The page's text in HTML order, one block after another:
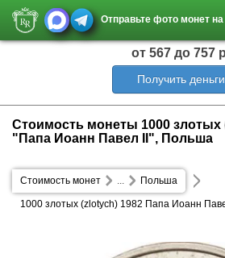
Отправьте фото монет на
от 567 до 757
Получить деньги
Стоимость монеты 1000 злотых
"Папа Иоанн Павел II", Польша
Стоимость монет Польша
...
1000 злотых (zlotych) 1982 Папа Иоанн